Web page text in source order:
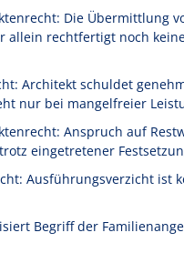
Die Übermittlung
allein rechtfertigt noch
Architekt schuldet
nur bei mangelfreier
Anspruch auf
eingetretener
Ausführungsverzicht ist
Begriff der